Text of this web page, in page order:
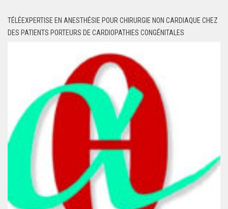
TÉLÉEXPERTISE EN ANESTHÉSIE POUR CHIRURGIE NON CARDIAQUE CHEZ
DES PATIENTS PORTEURS DE CARDIOPATHIES CONGÉNITALES